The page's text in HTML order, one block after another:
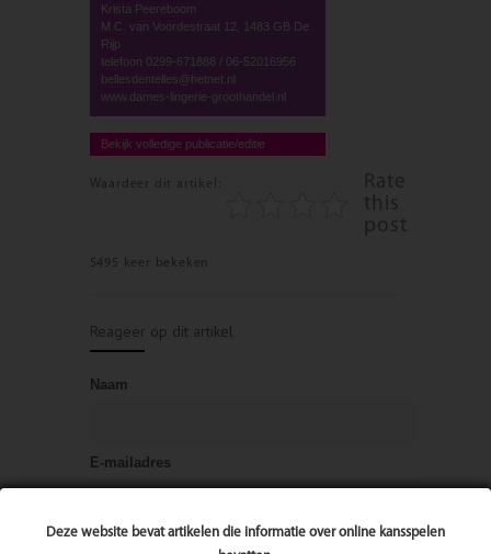
Deze website bevat artikelen die informatie over online kansspelen
Krista Peereboom
M.C. van Voordestraat 12, 1483 GB De
Rijp
telefoon 0299-671888 / 06-52016956
bellesdentelles@hetnet.nl
www.dames-lingerie-groothandel.nl
Bekijk volledige publicatie/editie
Waardeer dit artikel:
Rate
this
post
5495 keer bekeken
Reageer op dit artikel
Naam
E-mailadres
Bericht